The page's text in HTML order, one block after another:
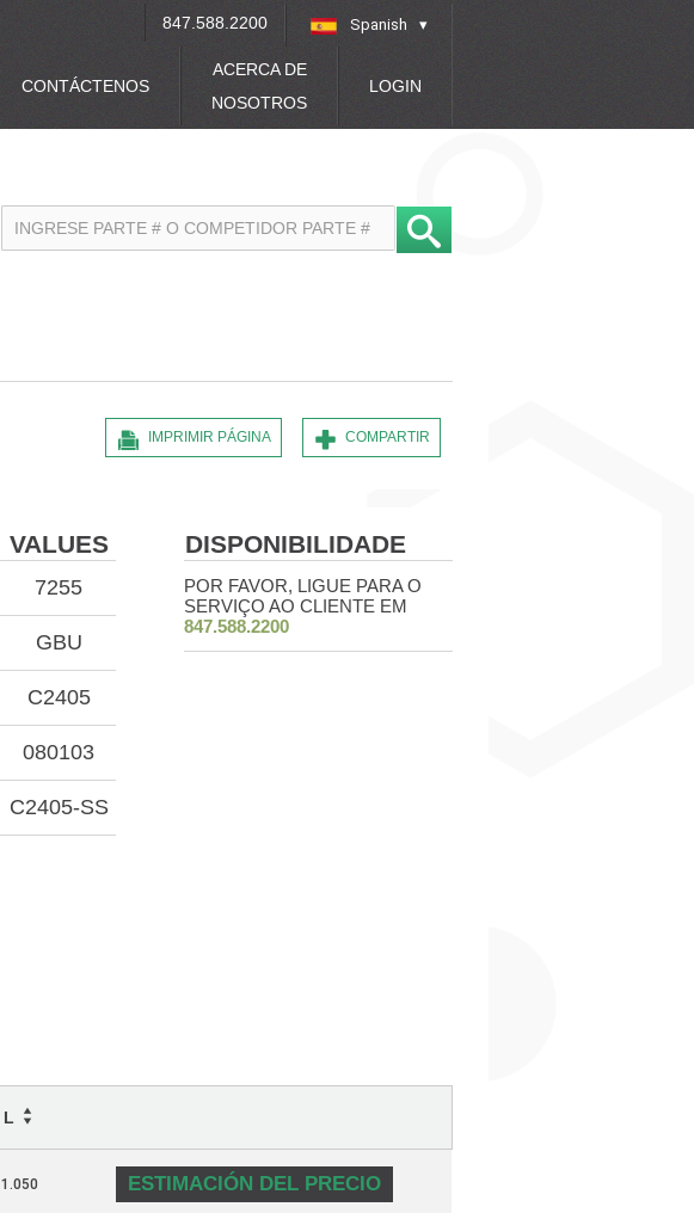
Spanish
847.588.2200
CONTÁCTENOS
ACERCA DE
NOSOTROS
LOGIN
COMPARTIR
IMPRIMIR PÁGINA
VALUES
7255
GBU
C2405
080103
C2405-SS
DISPONIBILIDADE
POR FAVOR, LIGUE PARA O
SERVIÇO AO CLIENTE EM
847.588.2200
L
1.050 ESTIMACIÓN DEL PRECIO